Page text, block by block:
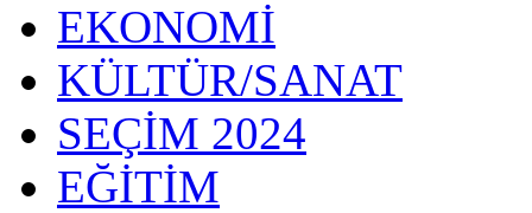
EKONOMİ
KÜLTÜR/SANAT
SEÇİM 2024
EĞİTİM